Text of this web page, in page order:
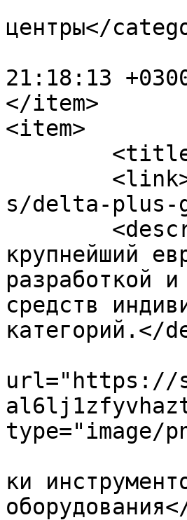
центры</
21:18:13
</item>
<item>
s/delta-plus-
крупнейший
разработкой
средств
категорий.</
url="https://
type="image/
ки